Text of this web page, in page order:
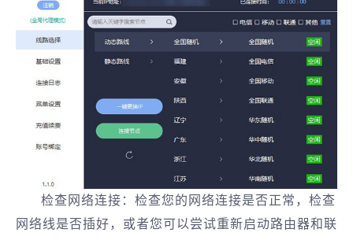
检查网络连接：检查您的网络连接是否正常，检查
网络线是否插好，或者您可以尝试重新启动路由器和联